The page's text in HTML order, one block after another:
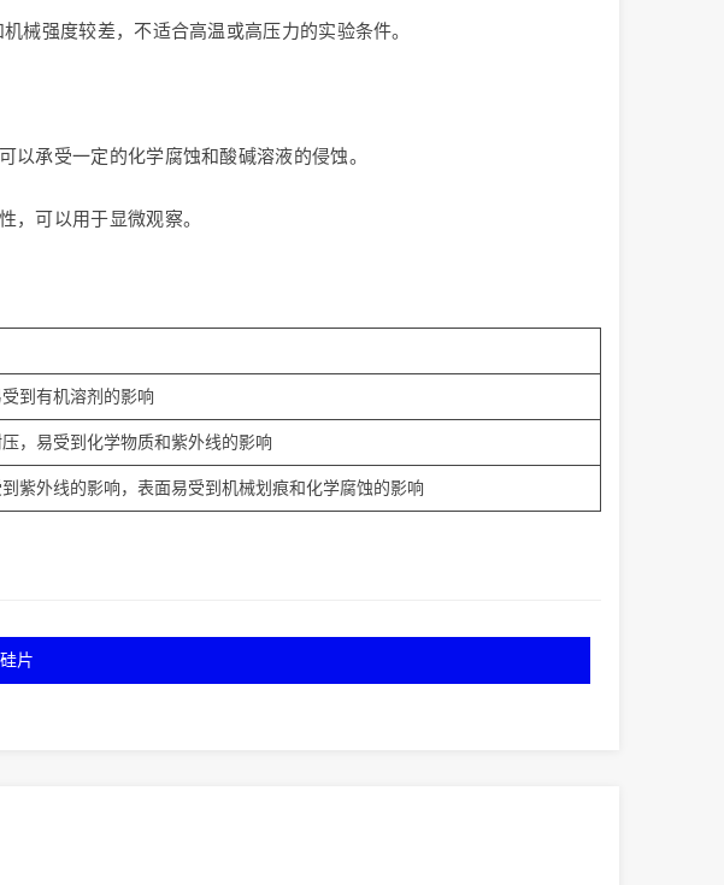
械强度较差，不适合高温或高压力的实验条件。
承受一定的化学腐蚀和酸碱溶液的侵蚀。
，可以用于显微观察。
到有机溶剂的影响
，易受到化学物质和紫外线的影响
紫外线的影响，表面易受到机械划痕和化学腐蚀的影响
片